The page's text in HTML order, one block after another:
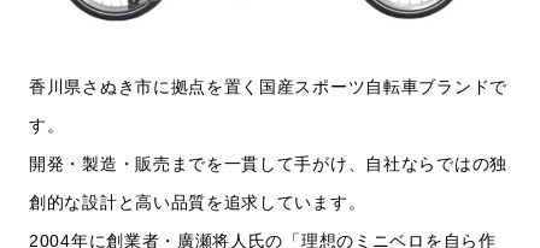
香川県さぬき市に拠点を置く国産スポーツ自転車ブランドで
す。
開発・製造・販売までを一貫して手がけ、自社ならではの独
創的な設計と高い品質を追求しています。
2004年に創業者・廣瀬将人氏の「理想のミニベロを自ら作